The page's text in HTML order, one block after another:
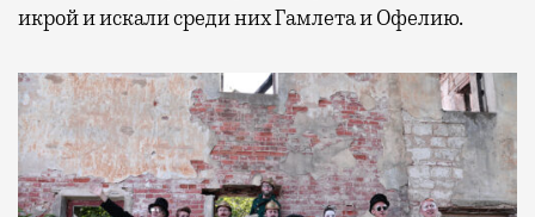
икрой и искали среди них Гамлета и Офелию.